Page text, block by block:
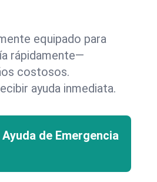
equipado para
rápidamente—
costosos.
ayuda inmediata.
de Emergencia